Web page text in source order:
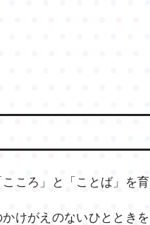
ころ」と「ことば」を育
けがえのないひとときを